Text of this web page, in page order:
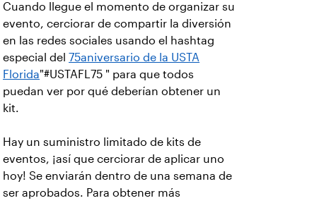
Cuando llegue el momento de organizar su
evento, cerciorar de compartir la diversión
en las redes sociales usando el hashtag
especial del 75aniversario de la USTA
Florida"#USTAFL75 " para que todos
puedan ver por qué deberían obtener un
kit.
Hay un suministro limitado de kits de
eventos, ¡así que cerciorar de aplicar uno
hoy! Se enviarán dentro de una semana de
ser aprobados. Para obtener más